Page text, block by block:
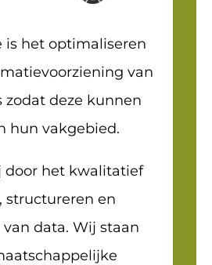
is het optimaliseren
van
zodat deze kunnen
hun vakgebied.
door het kwalitatief
structureren en
data. Wij staan